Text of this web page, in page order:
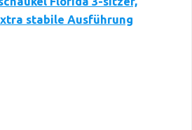
stabile Ausführung